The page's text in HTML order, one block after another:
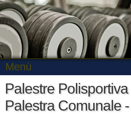
Menù
Palestre
Palestra Comunale